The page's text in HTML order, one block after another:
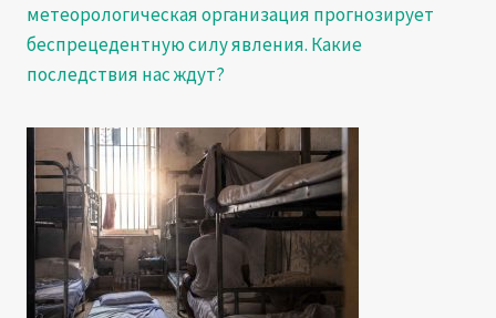
метеорологическая организация прогнозирует
беспрецедентную силу явления. Какие
последствия нас ждут?